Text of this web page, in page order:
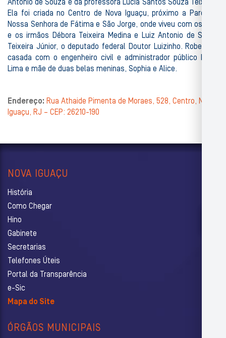
Antônio de Souza e da professora Lucia Santos Souza Teixeira.
Ela foi criada no Centro de Nova Iguaçu, próximo a Paróquia
Nossa Senhora de Fátima e São Jorge, onde viveu com os pais
e os irmãos Débora Teixeira Medina e Luiz Antonio de Souza
Teixeira Júnior, o deputado federal Doutor Luizinho. Roberta é
casada com o engenheiro civil e administrador público Fábio
Lima e mãe de duas belas meninas, Sophia e Alice.
Endereço: Rua Athaide Pimenta de Moraes, 528, Centro, Nova
Iguaçu, RJ – CEP: 26210-190
NOVA IGUAÇU
História
Como Chegar
Hino
Gabinete
Secretarias
Telefones Úteis
Portal da Transparência
e-Sic
Mapa do Site
ÓRGÃOS MUNICIPAIS